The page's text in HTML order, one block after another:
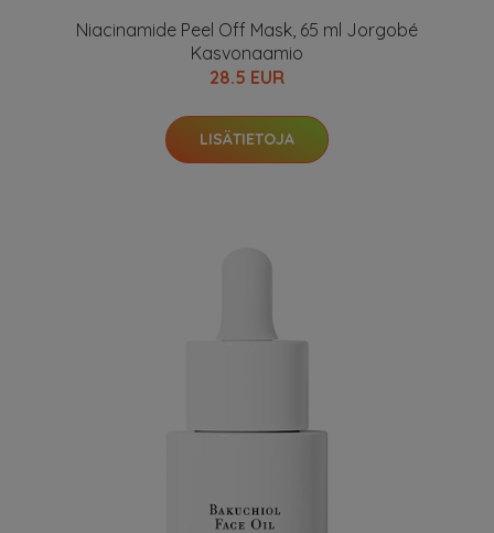
Niacinamide Peel Off Mask, 65 ml Jorgobé
Kasvonaamio
28.5 EUR
LISÄTIETOJA